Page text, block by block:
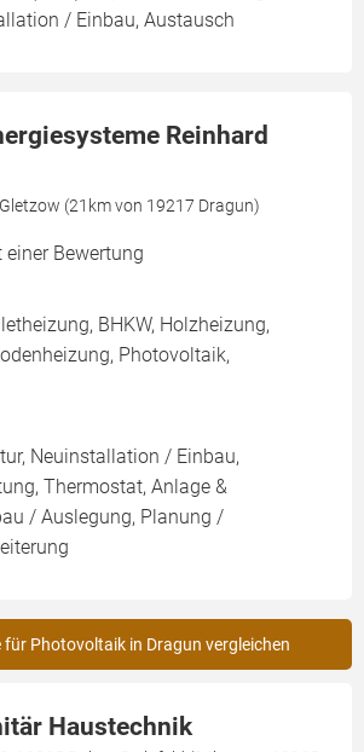
/ Einbau, Austausch
Reinhard
(21km von 19217 Dragun)
einer Bewertung
BHKW, Holzheizung,
Photovoltaik,
Neuinstallation / Einbau,
Thermostat, Anlage &
/ Auslegung, Planung /
Photovoltaik in Dragun vergleichen
Haustechnik